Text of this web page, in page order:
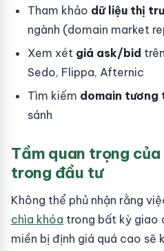
Tham khảo dữ liệu thị
ngành (domain market
Xem xét giá ask/bid
Sedo, Flippa, Afternic
Tìm kiếm domain tương
sánh
Tầm quan trọng
trong đầu tư
Không thể phủ nhận rằng
chìa khóa trong bất kỳ giao
miền bị định giá quá cao sẽ